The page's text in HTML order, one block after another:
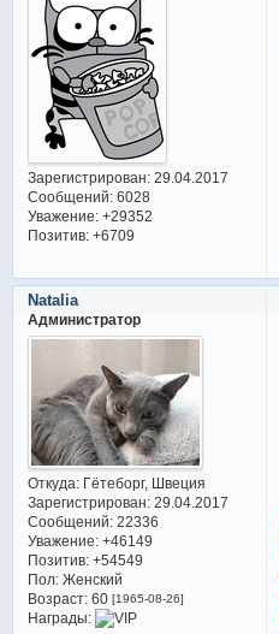
Зарегистрирован: 29.04.2017
Сообщений:6028
Уважение: +29352
Позитив: +6709
Natalia
Администратор
Откуда:Гётеборг, Швеция
Зарегистрирован: 29.04.2017
Сообщений:22336
Уважение: +46149
Позитив: +54549
Пол:Женский
Возраст:60 [1965-08-26]
Награды: